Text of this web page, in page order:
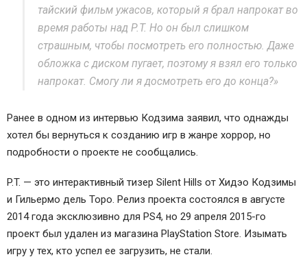
тайский фильм ужасов, который я брал напрокат во
время работы над P.T. Но он был слишком
страшным, чтобы посмотреть его полностью. Даже
обложка с диском пугает, поэтому я взял его только
напрокат. Смогу ли я досмотреть его до конца?»
Ранее в одном из интервью Кодзима заявил, что однажды
хотел бы вернуться к созданию игр в жанре хоррор, но
подробности о проекте не сообщались.
P.T. — это интерактивный тизер Silent Hills от Хидэо Кодзимы
и Гильермо дель Торо. Релиз проекта состоялся в августе
2014 года эксклюзивно для PS4, но 29 апреля 2015-го
проект был удален из магазина PlayStation Store. Изымать
игру у тех, кто успел ее загрузить, не стали.